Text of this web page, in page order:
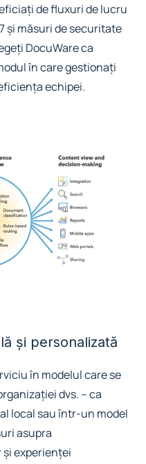
de fluxuri de lucru
și măsuri de securitate
DocuWare ca
în care gestionați
echipei.
și personalizată
în modelul care se
dvs. – ca
local sau într-un model
asupra
experienței